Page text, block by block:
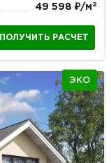
49 598 ₽/м 2
ПОЛУЧИТЬ РАСЧЕТ
ЭКО